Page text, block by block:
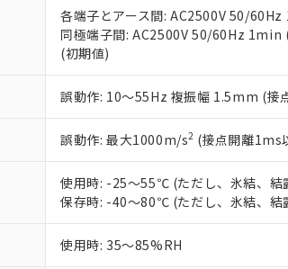
各端子とアース間: AC2500V 50/
同極端子間: AC2500V 50/60Hz 1min
(初期値)
誤動作: 10～55Hz 複振幅 1.5mm (接
誤動作: 最大1000m/s2 (接点開離1ms
使用時: -25～55℃ (ただし、氷結、結
保存時: -40～80℃ (ただし、氷結、結
使用時: 35～85%RH